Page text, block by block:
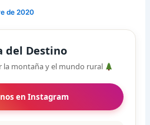
de 2020
del Destino
la montaña y el mundo rural
en Instagram